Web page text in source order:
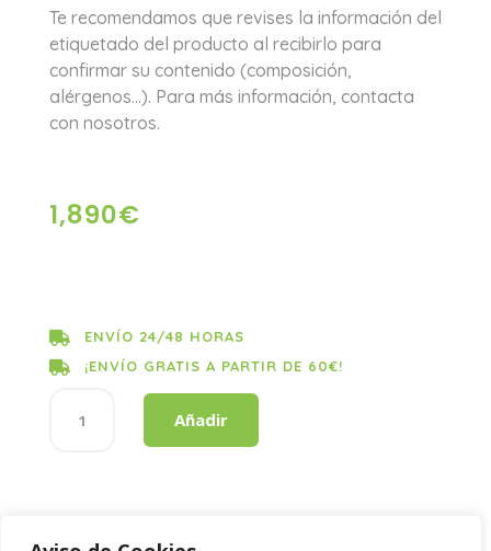
Te recomendamos que revises la información del
etiquetado del producto al recibirlo para
confirmar su contenido (composición,
alérgenos…). Para más información, contacta
con nosotros.
1,890€
 ENVÍO 24/48 HORAS
 ¡ENVÍO GRATIS A PARTIR DE 60€!
TULIPAN
Añadir